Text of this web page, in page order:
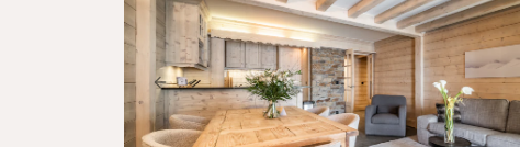
Previous